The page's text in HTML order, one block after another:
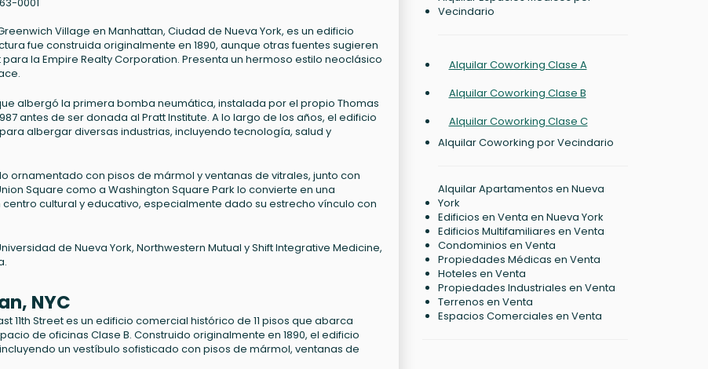
Village en Manhattan, Ciudad de Nueva York, es un edificio
fue construida originalmente en 1890, aunque otras fuentes sugieren
para la Empire Realty Corporation. Presenta un hermoso estilo neoclásico
albergó la primera bomba neumática, instalada por el propio Thomas
antes de ser donada al Pratt Institute. A lo largo de los años, el edificio
albergar diversas industrias, incluyendo tecnología, salud y
ornamentado con pisos de mármol y ventanas de vitrales, junto con
Square como a Washington Square Park lo convierte en una
cultural y educativo, especialmente dado su estrecho vínculo con
de Nueva York, Northwestern Mutual y Shift Integrative Medicine,
NYC
11th Street es un edificio comercial histórico de 11 pisos que abarca
de oficinas Clase B. Construido originalmente en 1890, el edificio
un vestíbulo sofisticado con pisos de mármol, ventanas de
Vecindario
Alquilar Coworking Clase A
Alquilar Coworking Clase B
Alquilar Coworking Clase C
Alquilar Coworking por Vecindario
Alquilar Apartamentos en Nueva
York
Edificios en Venta en Nueva York
Edificios Multifamiliares en Venta
Condominios en Venta
Propiedades Médicas en Venta
Hoteles en Venta
Propiedades Industriales en Venta
Terrenos en Venta
Espacios Comerciales en Venta